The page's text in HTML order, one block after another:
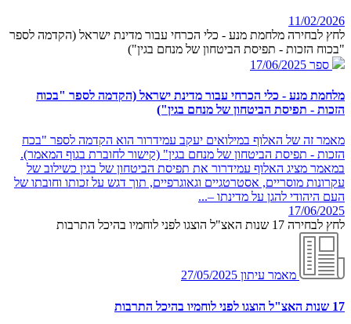
11/02/2026
לחץ לבחירה מלחמת מנע - כלי הכרחי עבור מדינת ישראל (הקדמה לספר
"בכוח הזכות - תפיסת הביטחון של מנחם בגין")
ספר 17/06/2025
מלחמת מנע - כלי הכרחי עבור מדינת ישראל (הקדמה לספר "בכוח
הזכות - תפיסת הביטחון של מנחם בגין")
מאמר זה של האלוף במילואים יעקב עמידרור הוא הקדמה לספר "בכח
הזכות - תפיסת הביטחון של מנחם בגין" (קישור לחוברת בגוף המאמר).
במאמר מציג האלוף עמידרור את תפיסת הביטחון של בגין כשילוב של
עקרונות מוסריים, אסטרטגיים וגאוגרפיים, תוך דגש על זכותו וחובתו של
העם היהודי להגן על מדינתו –...
17/06/2025
לחץ לבחירה 17 שנות האצ"ל הוצגו לפני לוחמיו בהיכל התרבות
מאמר עיתון 27/05/2025
17 שנות האצ"ל הוצגו לפני לוחמיו בהיכל התרבות